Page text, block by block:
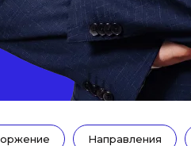
Направления